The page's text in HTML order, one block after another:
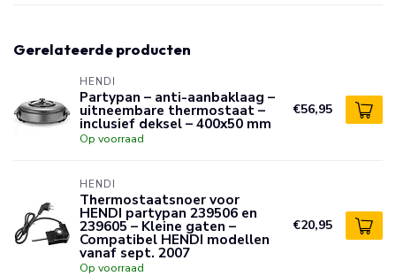
Gerelateerde producten
HENDI
Partypan – anti-aanbaklaag –
uitneembare thermostaat –
inclusief deksel – 400x50 mm
Op voorraad
€56,95
HENDI
Thermostaatsnoer voor
HENDI partypan 239506 en
239605 – Kleine gaten –
Compatibel HENDI modellen
vanaf sept. 2007
Op voorraad
€20,95